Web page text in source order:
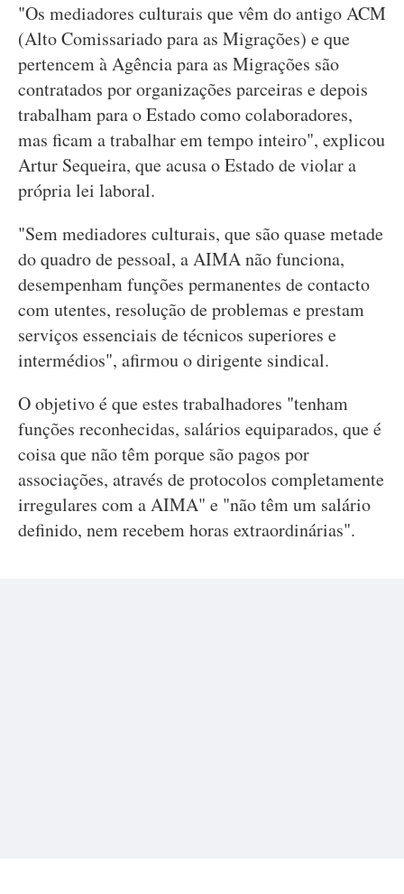
"Os mediadores culturais que vêm do antigo ACM
(Alto Comissariado para as Migrações) e que
pertencem à Agência para as Migrações são
contratados por organizações parceiras e depois
trabalham para o Estado como colaboradores,
mas ficam a trabalhar em tempo inteiro", explicou
Artur Sequeira, que acusa o Estado de violar a
própria lei laboral.
"Sem mediadores culturais, que são quase metade
do quadro de pessoal, a AIMA não funciona,
desempenham funções permanentes de contacto
com utentes, resolução de problemas e prestam
serviços essenciais de técnicos superiores e
intermédios", afirmou o dirigente sindical.
O objetivo é que estes trabalhadores "tenham
funções reconhecidas, salários equiparados, que é
coisa que não têm porque são pagos por
associações, através de protocolos completamente
irregulares com a AIMA" e "não têm um salário
definido, nem recebem horas extraordinárias".